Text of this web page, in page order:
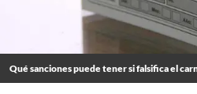
Qué sanciones puede tener si falsifica el